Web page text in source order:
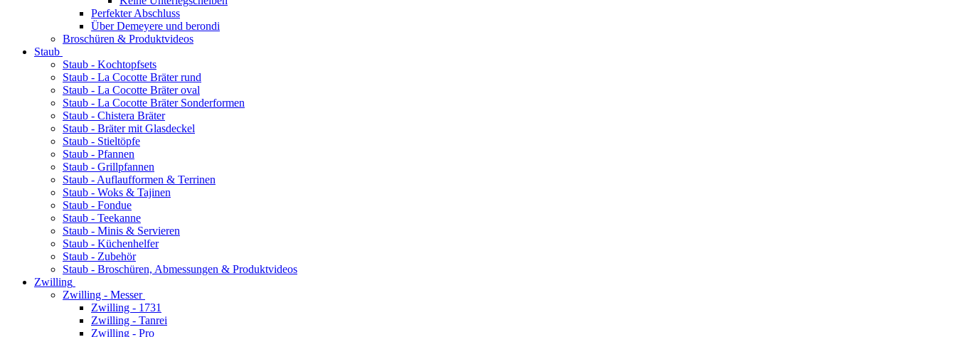
Perfekter Abschluss
Über Demeyere und berondi
Broschüren & Produktvideos
Staub
Staub - Kochtopfsets
Staub - La Cocotte Bräter rund
Staub - La Cocotte Bräter oval
Staub - La Cocotte Bräter Sonderformen
Staub - Chistera Bräter
Staub - Bräter mit Glasdeckel
Staub - Stieltöpfe
Staub - Pfannen
Staub - Grillpfannen
Staub - Auflaufformen & Terrinen
Staub - Woks & Tajinen
Staub - Fondue
Staub - Teekanne
Staub - Minis & Servieren
Staub - Küchenhelfer
Staub - Zubehör
Staub - Broschüren, Abmessungen & Produktvideos
Zwilling
Zwilling - Messer
Zwilling - 1731
Zwilling - Tanrei
Zwilling - Pro